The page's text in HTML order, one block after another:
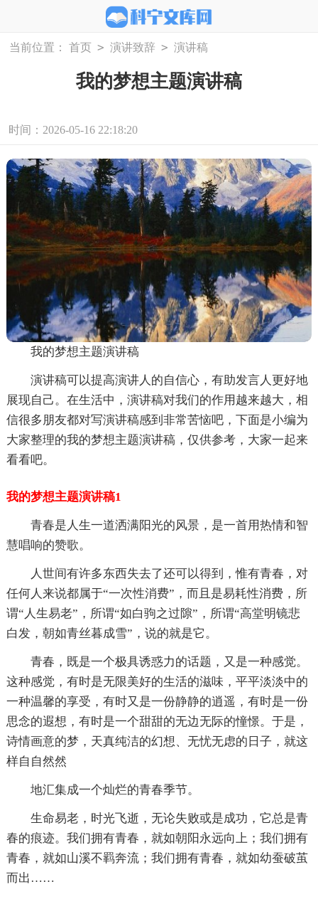
当前位置： 首页 > 演讲致辞 > 演讲稿
我的梦想主题演讲稿
时间：2026-05-16 22:18:20
我的梦想主题演讲稿
演讲稿可以提高演讲人的自信心，有助发言人更好地
展现自己。在生活中，演讲稿对我们的作用越来越大，相
信很多朋友都对写演讲稿感到非常苦恼吧，下面是小编为
大家整理的我的梦想主题演讲稿，仅供参考，大家一起来
看看吧。
我的梦想主题演讲稿1
青春是人生一道洒满阳光的风景，是一首用热情和智
慧唱响的赞歌。
人世间有许多东西失去了还可以得到，惟有青春，对
任何人来说都属于“一次性消费”，而且是易耗性消费，所
谓“人生易老”，所谓“如白驹之过隙”，所谓“高堂明镜悲
白发，朝如青丝暮成雪”，说的就是它。
青春，既是一个极具诱惑力的话题，又是一种感觉。
这种感觉，有时是无限美好的生活的滋味，平平淡淡中的
一种温馨的享受，有时又是一份静静的逍遥，有时是一份
思念的遐想，有时是一个甜甜的无边无际的憧憬。于是，
诗情画意的梦，天真纯洁的幻想、无忧无虑的日子，就这
样自自然然
地汇集成一个灿烂的青春季节。
生命易老，时光飞逝，无论失败或是成功，它总是青
春的痕迹。我们拥有青春，就如朝阳永远向上；我们拥有
青春，就如山溪不羁奔流；我们拥有青春，就如幼蚕破茧
而出……